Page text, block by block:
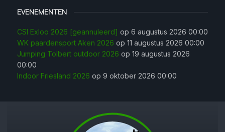
EVENEMENTEN
CSI Exloo 2026 [geannuleerd] op 6 augustus 2026 00:00
WK paardensport Aken 2026 op 11 augustus 2026 00:00
Jumping Tolbert outdoor 2026 op 19 augustus 2026
00:00
Indoor Friesland 2026 op 9 oktober 2026 00:00